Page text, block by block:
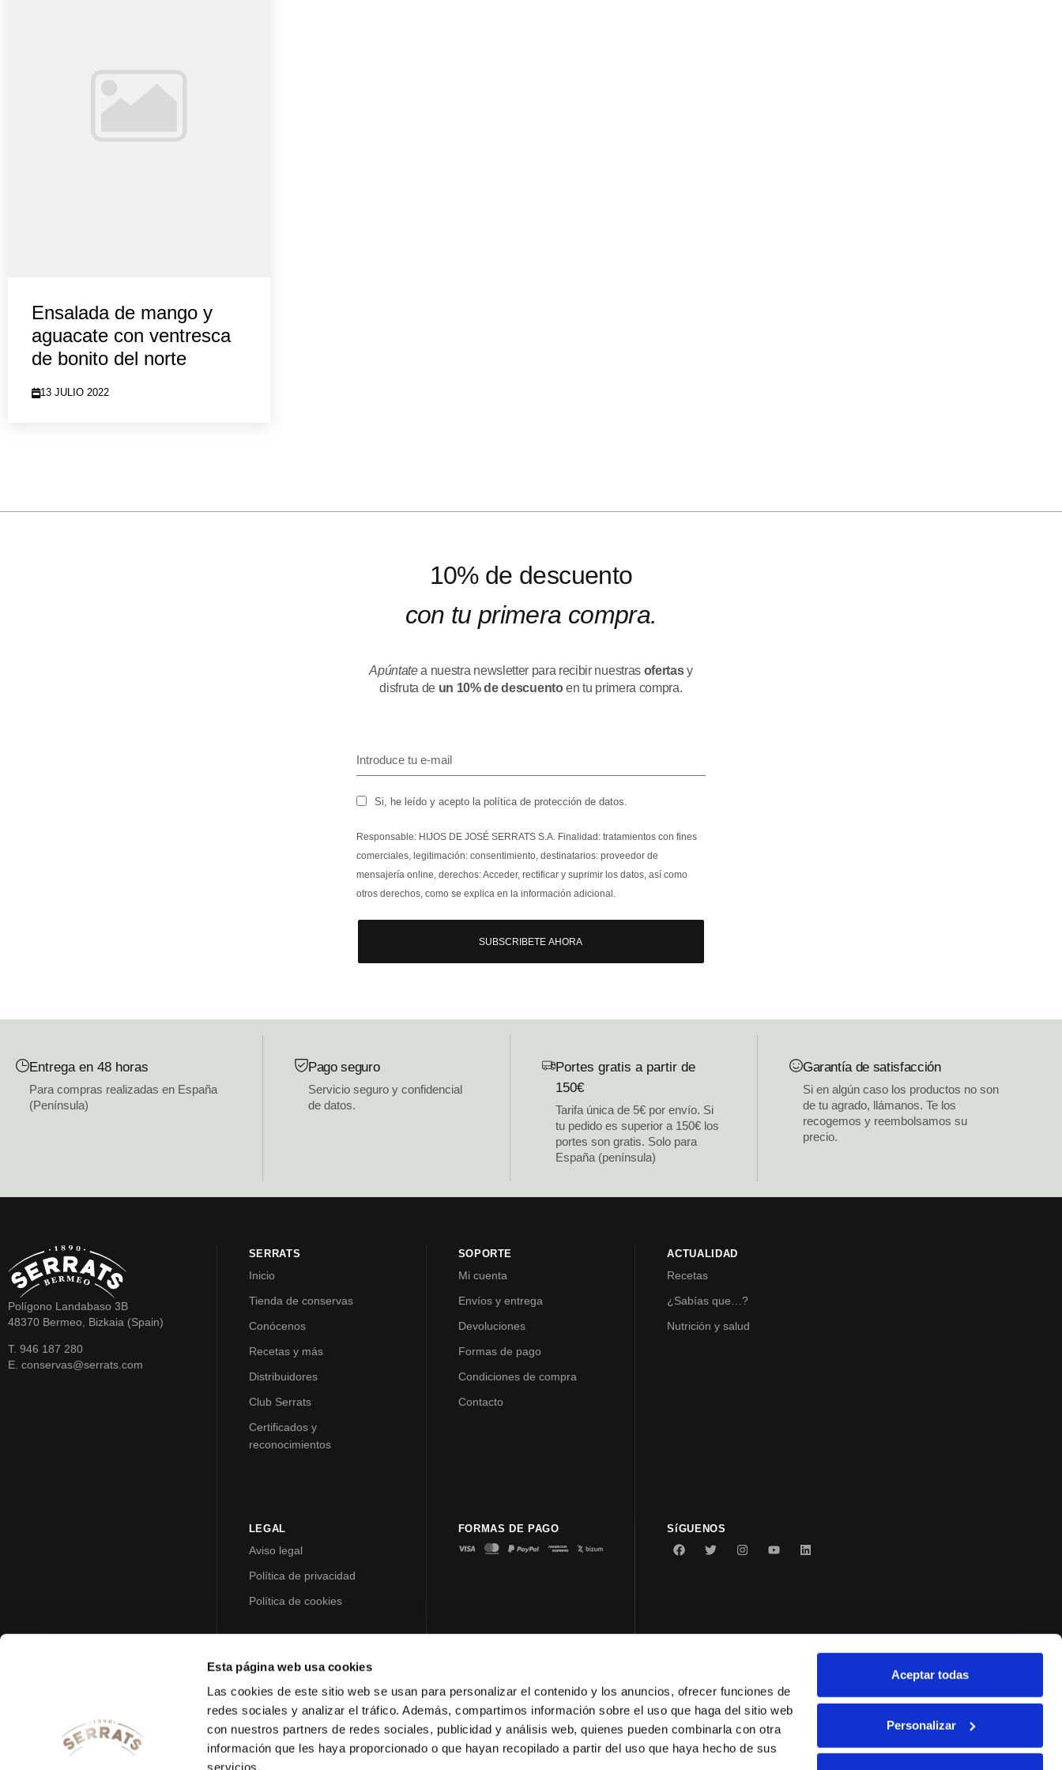
Esta página web usa cookies
Las cookies de este sitio web se usan para personalizar el contenido y los anuncios, ofrecer funciones de
redes sociales y analizar el tráfico. Además, compartimos información sobre el uso que haga del sitio web
con nuestros partners de redes sociales, publicidad y análisis web, quienes pueden combinarla con otra
información que les haya proporcionado o que hayan recopilado a partir del uso que haya hecho de sus
servicios.
Aceptar todas
Personalizar
Ensalada de mango y
aguacate con ventresca
de bonito del norte
13 JULIO 2022
10% de descuento
con tu primera compra.
Apúntatea nuestra newsletter para recibir nuestras ofertasy
disfruta de un 10% de descuentoen tu primera compra.
Si, he leído y acepto la política de protección de datos.
Responsable: HIJOS DE JOSÉ SERRATS S.A. Finalidad: tratamientos con fines
comerciales, legitimación: consentimiento, destinatarios: proveedor de
mensajería online, derechos: Acceder, rectificar y suprimir los datos, así como
otros derechos, como se explica en la información adicional.
SUBSCRIBETE AHORA
Entrega en 48 horas
Para compras realizadas en España
(Península)
Pago seguro
Servicio seguro y confidencial
de datos.
Portes gratis a partir de
150€
Tarifa única de 5€ por envío. Si
tu pedido es superior a 150€ los
portes son gratis. Solo para
España (península)
Garantía de satisfacción
Si en algún caso los productos no son
de tu agrado, llámanos. Te los
recogemos y reembolsamos su
precio.
Polígono Landabaso 3B
48370 Bermeo, Bizkaia (Spain)
T. 946 187 280
E. conservas@serrats.com
SERRATS
Inicio
Tienda de conservas
Conócenos
Recetas y más
Distribuidores
Club Serrats
Certificados y
reconocimientos
SOPORTE
Mi cuenta
Envíos y entrega
Devoluciones
Formas de pago
Condiciones de compra
Contacto
ACTUALIDAD
Recetas
¿Sabías que…?
Nutrición y salud
LEGAL
Aviso legal
Política de privacidad
Política de cookies
FORMAS DE PAGO SíGUENOS
© 2023 Conservas Serrats